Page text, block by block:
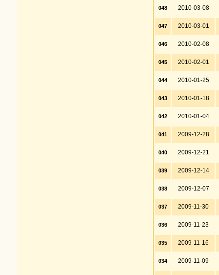
048 2010-03-08
047 2010-03-01
046 2010-02-08
045 2010-02-01
044 2010-01-25
043 2010-01-18
042 2010-01-04
041 2009-12-28
040 2009-12-21
039 2009-12-14
038 2009-12-07
037 2009-11-30
036 2009-11-23
035 2009-11-16
034 2009-11-09